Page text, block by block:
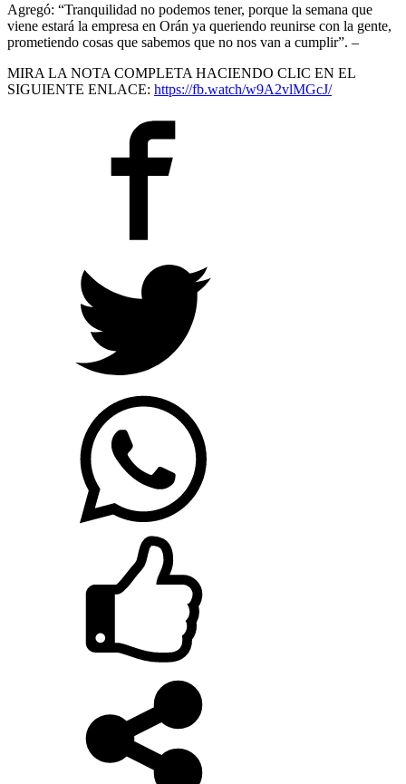
Agregó: “Tranquilidad no podemos tener, porque la semana que
viene estará la empresa en Orán ya queriendo reunirse con la gente,
prometiendo cosas que sabemos que no nos van a cumplir”. –
MIRA LA NOTA COMPLETA HACIENDO CLIC EN EL
SIGUIENTE ENLACE: https://fb.watch/w9A2vlMGcJ/